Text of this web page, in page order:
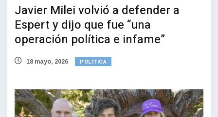
Javier Milei volvió a defender a
Espert y dijo que fue “una
operación política e infame”
18 mayo, 2026 POLÍTICA